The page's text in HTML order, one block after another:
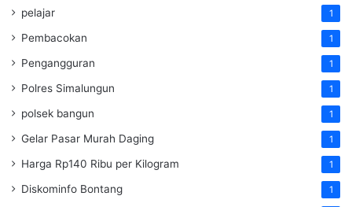
pelajar 1
Pembacokan 1
Pengangguran 1
Polres Simalungun 1
polsek bangun 1
Gelar Pasar Murah Daging 1
Harga Rp140 Ribu per Kilogram 1
Diskominfo Bontang 1